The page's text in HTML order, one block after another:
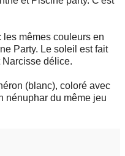
mêmes couleurs en
Party. Le soleil est fait
délice.
(blanc), coloré avec
nénuphar du même jeu